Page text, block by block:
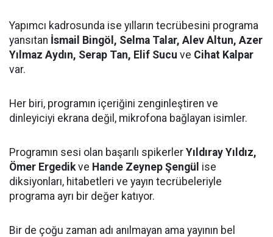
Yapımcı kadrosunda ise yılların tecrübesini programa
yansıtan İsmail Bingöl, Selma Talar, Alev Altun, Azer
Yılmaz Aydın, Serap Tan, Elif Sucu ve Cihat Kalpar
var.
Her biri, programın içeriğini zenginleştiren ve
dinleyiciyi ekrana değil, mikrofona bağlayan isimler.
Programın sesi olan başarılı spikerler Yıldıray Yıldız,
Ömer Ergedikve Hande Zeynep Şengül ise
diksiyonları, hitabetleri ve yayın tecrübeleriyle
programa ayrı bir değer katıyor.
Bir de çoğu zaman adı anılmayan ama yayının bel